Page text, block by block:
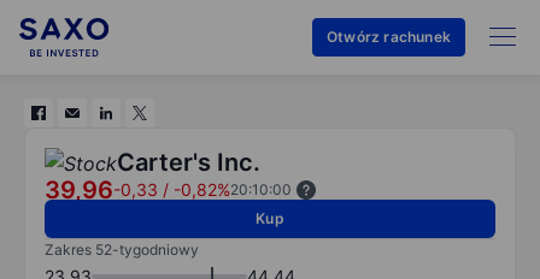
Otwórz rachunek
Carter's Inc.
39,96-0,33 / -0,82%20:10:00
Kup
Zakres 52-tygodniowy